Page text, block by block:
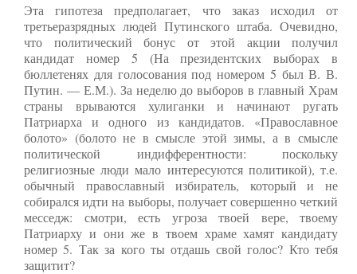
Эта гипотеза предполагает, что заказ исходил от
третьеразрядных людей Путинского штаба. Очевидно,
что политический бонус от этой акции получил
кандидат номер 5 (На президентских выборах в
бюллетенях для голосования под номером 5 был В. В.
Путин. — Е.М.). За неделю до выборов в главный Храм
страны врываются хулиганки и начинают ругать
Патриарха и одного из кандидатов. «Православное
болото» (болото не в смысле этой зимы, а в смысле
политической индифферентности: поскольку
религиозные люди мало интересуются политикой), т.е.
обычный православный избиратель, который и не
собирался идти на выборы, получает совершенно четкий
месседж: смотри, есть угроза твоей вере, твоему
Патриарху и они же в твоем храме хамят кандидату
номер 5. Так за кого ты отдашь свой голос? Кто тебя
защитит?